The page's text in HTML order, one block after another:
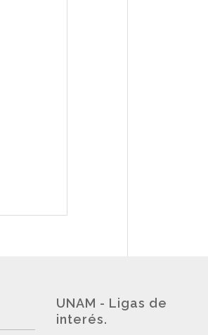
UNAM - Ligas de
interés.